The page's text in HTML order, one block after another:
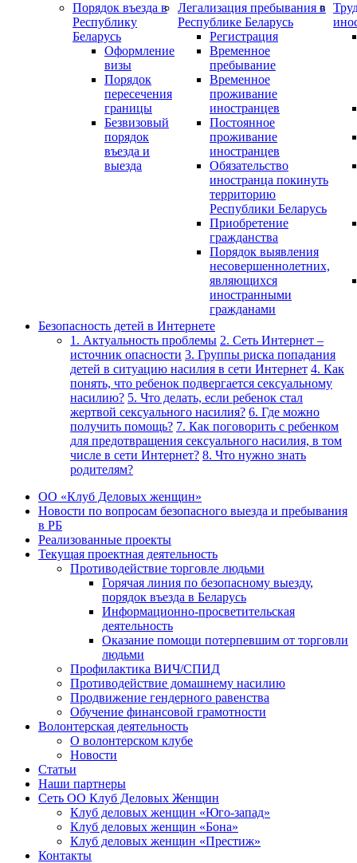
Порядок въезда в
Республику
Беларусь
Оформление
визы
Порядок
пересечения
границы
Безвизовый
порядок
въезда и
выезда
Легализация пребывания в
Республике Беларусь
Регистрация
Временное
пребывание
Временное
проживание
иностранцев
Постоянное
проживание
иностранцев
Обязательство
иностранца покинуть
территорию
Республики Беларусь
Приобретение
гражданства
Порядок выявления
несовершеннолетних,
являющихся
иностранными
гражданами
Безопасность детей в Интернете
1. Актуальность проблемы 2. Сеть Интернет –
источник опасности 3. Группы риска попадания
детей в ситуацию насилия в сети Интернет 4. Как
понять, что ребенок подвергается сексуальному
насилию? 5. Что делать, если ребенок стал
жертвой сексуального насилия? 6. Где можно
получить помощь? 7. Как поговорить с ребенком
для предотвращения сексуального насилия, в том
числе в сети Интернет? 8. Что нужно знать
родителям?
ОО «Клуб Деловых женщин»
Новости по вопросам безопасного выезда и пребывания
в РБ
Реализованные проекты
Текущая проектная деятельность
Противодействие торговле людьми
Горячая линия по безопасному выезду,
порядок въезда в Беларусь
Информационно-просветительская
деятельность
Оказание помощи потерпевшим от торговли
людьми
Профилактика ВИЧ/СПИД
Противодействие домашнему насилию
Продвижение гендерного равенства
Обучение финансовой грамотности
Волонтерская деятельность
О волонтерском клубе
Новости
Статьи
Наши партнеры
Сеть ОО Клуб Деловых Женщин
Клуб деловых женщин «Юго-запад»
Клуб деловых женщин «Бона»
Клуб деловых женщин «Престиж»
Контакты